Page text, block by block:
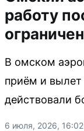
работу
В омском
приём и
действовали
6 июля, 2026, 16:02